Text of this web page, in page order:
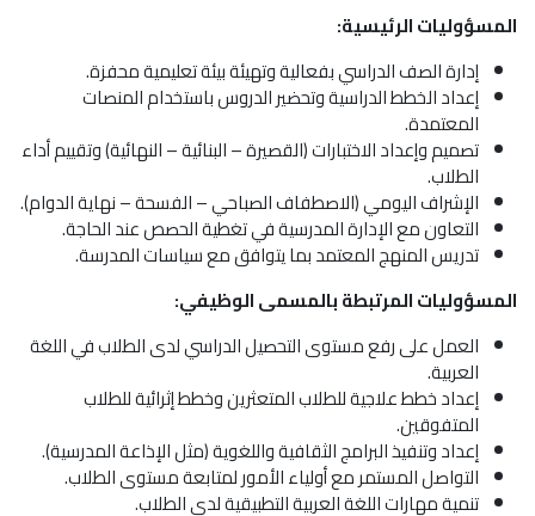
المسؤوليات الرئيسية:
إدارة الصف الدراسي بفعالية وتهيئة بيئة تعليمية محفزة.
إعداد الخطط الدراسية وتحضير الدروس باستخدام المنصات
المعتمدة.
تصميم وإعداد الاختبارات (القصيرة – البنائية – النهائية) وتقييم أداء
الطلاب.
الإشراف اليومي (الاصطفاف الصباحي – الفسحة – نهاية الدوام).
التعاون مع الإدارة المدرسية في تغطية الحصص عند الحاجة.
تدريس المنهج المعتمد بما يتوافق مع سياسات المدرسة.
المسؤوليات المرتبطة بالمسمى الوظيفي:
العمل على رفع مستوى التحصيل الدراسي لدى الطلاب في اللغة
العربية.
إعداد خطط علاجية للطلاب المتعثرين وخطط إثرائية للطلاب
المتفوقين.
إعداد وتنفيذ البرامج الثقافية واللغوية (مثل الإذاعة المدرسية).
التواصل المستمر مع أولياء الأمور لمتابعة مستوى الطلاب.
تنمية مهارات اللغة العربية التطبيقية لدى الطلاب.